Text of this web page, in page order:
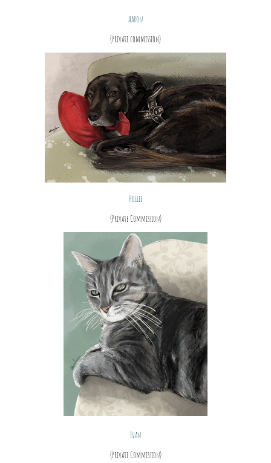
Aaron
(Private commission)
Hollie
(Private Commission)
Evan
(Private Commission)